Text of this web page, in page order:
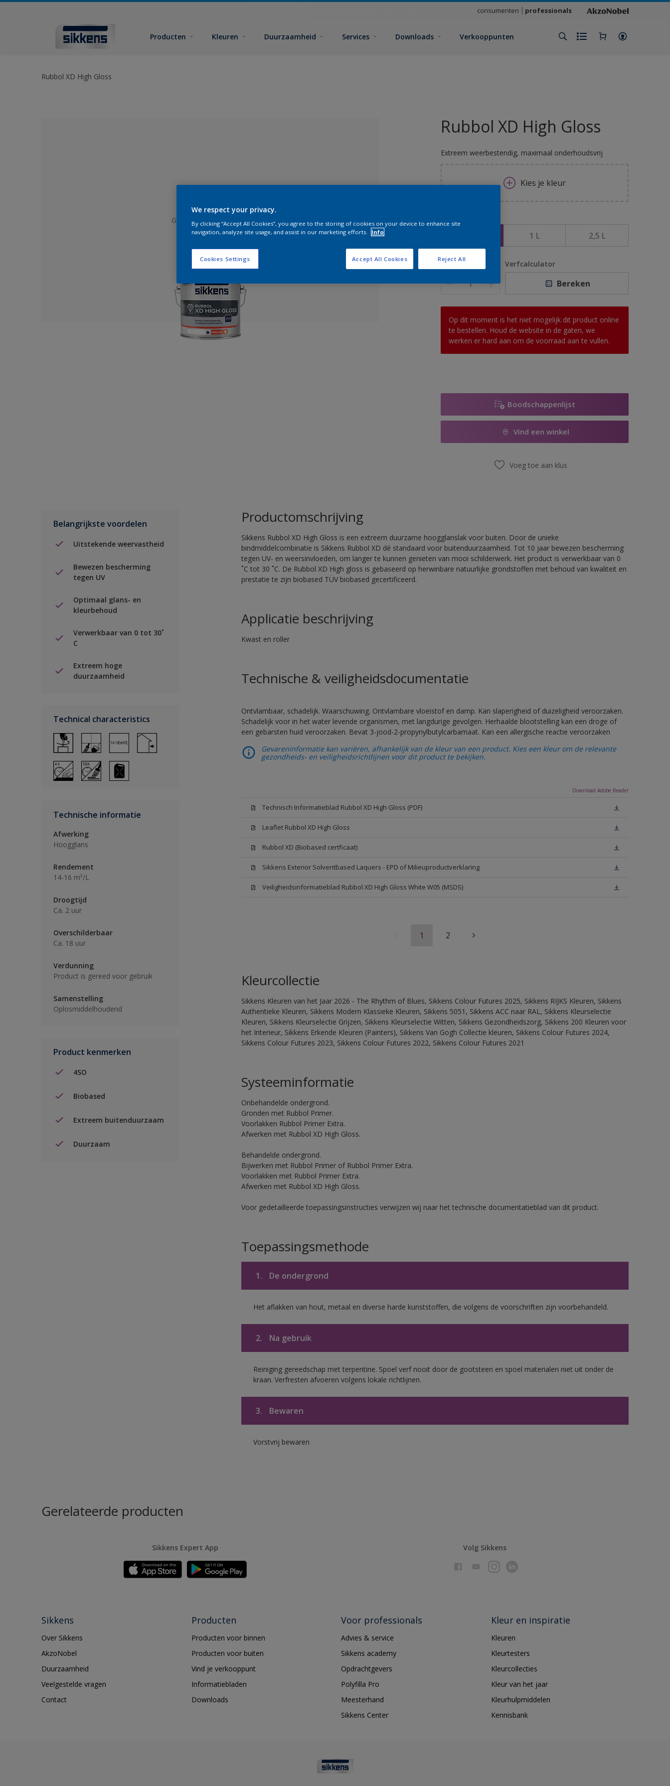
consumenten professionals
Producten Kleuren Duurzaamheid Services Downloads Verkooppunten
Rubbol XD High Gloss
Geen kleur geselecteerd
Rubbol XD High Gloss
Extreem weerbestendig, maximaal onderhoudsvrij
Kies je kleur
1 L 2,5 L
Aantal Verfcalculator
Bereken
Op dit moment is het niet mogelijk dit product online
te bestellen. Houd de website in de gaten, we
werken er hard aan om de voorraad aan te vullen.
Boodschappenlijst
Vind een winkel
Voeg toe aan klus
Belangrijkste voordelen
Uitstekende weervastheid
Bewezen bescherming
tegen UV
Optimaal glans- en
kleurbehoud
Verwerkbaar van 0 tot 30˚
C
Extreem hoge
duurzaamheid
Technical characteristics
Technische informatie
Afwerking
Hoogglans
Rendement
14-16 m²/L
Droogtijd
Ca. 2 uur
Overschilderbaar
Ca. 18 uur
Verdunning
Product is gereed voor gebruik
Samenstelling
Oplosmiddelhoudend
Product kenmerken
4SO
Biobased
Extreem buitenduurzaam
Duurzaam
Productomschrijving
Sikkens Rubbol XD High Gloss is een extreem duurzame hoogglanslak voor buiten. Door de unieke
bindmiddelcombinatie is Sikkens Rubbol XD dé standaard voor buitenduurzaamheid. Tot 10 jaar bewezen bescherming
tegen UV- en weersinvloeden, om langer te kunnen genieten van mooi schilderwerk. Het product is verwerkbaar van 0
˚C tot 30 ˚C. De Rubbol XD High gloss is gebaseerd op herwinbare natuurlijke grondstoffen met behoud van kwaliteit en
prestatie te zijn biobased TÜV biobased gecertificeerd.
Applicatie beschrijving
Kwast en roller
Technische & veiligheidsdocumentatie
Ontvlambaar, schadelijk. Waarschuwing. Ontvlambare vloeistof en damp. Kan slaperigheid of duizeligheid veroorzaken.
Schadelijk voor in het water levende organismen, met langdurige gevolgen. Herhaalde blootstelling kan een droge of
een gebarsten huid veroorzaken. Bevat 3-jood-2-propynylbutylcarbamaat. Kan een allergische reactie veroorzaken
Gevareninformatie kan variëren, afhankelijk van de kleur van een product. Kies een kleur om de relevante
gezondheids- en veiligheidsrichtlijnen voor dit product te bekijken.
Download Adobe Reader
Technisch Informatieblad Rubbol XD High Gloss (PDF)
Leaflet Rubbol XD High Gloss
Rubbol XD (Biobased certficaat)
Sikkens Exterior Solventbased Laquers - EPD of Milieuproductverklaring
Veiligheidsinformatieblad Rubbol XD High Gloss White W05 (MSDS)
1 2
Kleurcollectie
Sikkens Kleuren van het Jaar 2026 - The Rhythm of Blues, Sikkens Colour Futures 2025, Sikkens RIJKS Kleuren, Sikkens
Authentieke Kleuren, Sikkens Modern Klassieke Kleuren, Sikkens 5051, Sikkens ACC naar RAL, Sikkens Kleurselectie
Kleuren, Sikkens Kleurselectie Grijzen, Sikkens Kleurselectie Witten, Sikkens Gezondheidszorg, Sikkens 200 Kleuren voor
het Interieur, Sikkens Erkende Kleuren (Painters), Sikkens Van Gogh Collectie kleuren, Sikkens Colour Futures 2024,
Sikkens Colour Futures 2023, Sikkens Colour Futures 2022, Sikkens Colour Futures 2021
Systeeminformatie
Onbehandelde ondergrond.
Gronden met Rubbol Primer.
Voorlakken Rubbol Primer Extra.
Afwerken met Rubbol XD High Gloss.
Behandelde ondergrond.
Bijwerken met Rubbol Primer of Rubbol Primer Extra.
Voorlakken met Rubbol Primer Extra.
Afwerken met Rubbol XD High Gloss.
Voor gedetailleerde toepassingsinstructies verwijzen wij naar het technische documentatieblad van dit product.
Toepassingsmethode
1. De ondergrond
Het aflakken van hout, metaal en diverse harde kunststoffen, die volgens de voorschriften zijn voorbehandeld.
2. Na gebruik
Reiniging gereedschap met terpentine. Spoel verf nooit door de gootsteen en spoel materialen niet uit onder de
kraan. Verfresten afvoeren volgens lokale richtlijnen.
3. Bewaren
Vorstvrij bewaren
Gerelateerde producten
Sikkens Expert App Volg Sikkens
Sikkens
Over Sikkens
AkzoNobel
Duurzaamheid
Veelgestelde vragen
Contact
Producten
Producten voor binnen
Producten voor buiten
Vind je verkooppunt
Informatiebladen
Downloads
Voor professionals
Advies & service
Sikkens academy
Opdrachtgevers
Polyfilla Pro
Meesterhand
Sikkens Center
Kleur en inspiratie
Kleuren
Kleurtesters
Kleurcollecties
Kleur van het jaar
Kleurhulpmiddelen
Kennisbank
We respect your privacy.
By clicking “Accept All Cookies”, you agree to the storing of cookies on your device to enhance site
navigation, analyze site usage, and assist in our marketing efforts.
Info
Cookies Settings Reject All
Accept All Cookies